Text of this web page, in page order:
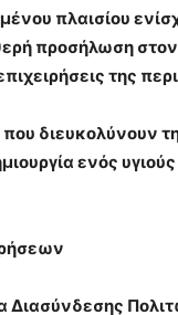
πλαισίου
προσήλωση
της
διευκολύνουν
ενός υγιούς
Διασύνδεσης